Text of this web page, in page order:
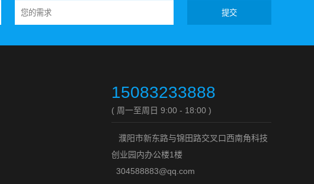
提交
15083233888
( 周一至周日 9:00 - 18:00 )
濮阳市新东路与锦田路交叉口西南角科技
创业园内办公楼1楼
304588883@qq.com